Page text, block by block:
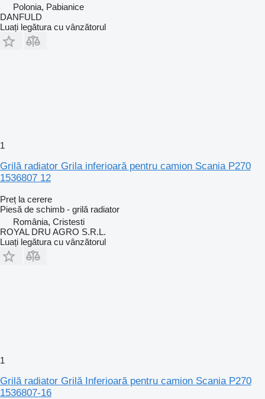
Polonia, Pabianice
DANFULD
Luați legătura cu vânzătorul
1
Grilă radiator Grila inferioară pentru camion Scania P270
1536807 12
Preț la cerere
Piesă de schimb - grilă radiator
România, Cristesti
ROYAL DRU AGRO S.R.L.
Luați legătura cu vânzătorul
1
Grilă radiator Grilă Inferioară pentru camion Scania P270
1536807-16